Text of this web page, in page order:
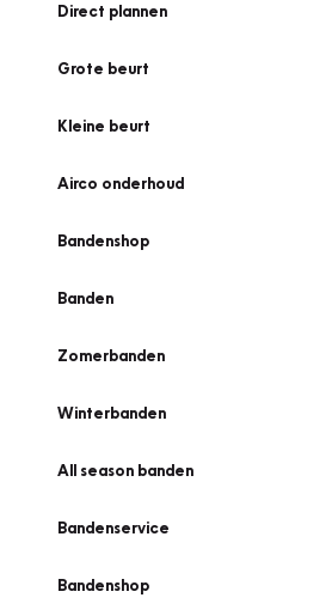
Direct plannen
Grote beurt
Kleine beurt
Airco onderhoud
Bandenshop
Banden
Zomerbanden
Winterbanden
All season banden
Bandenservice
Bandenshop